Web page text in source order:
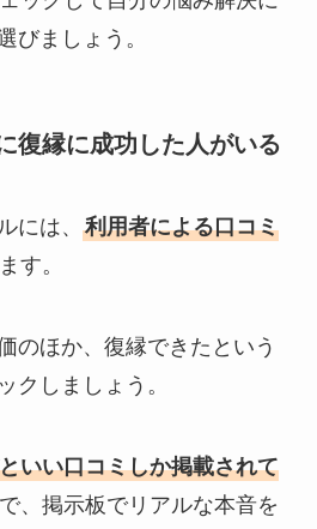
びましょう。
復縁に成功した人がいる
には、 利用者による口コミ
す。
のほか、復縁できたという
クしましょう。
いい口コミしか掲載されて
、掲示板でリアルな本音を